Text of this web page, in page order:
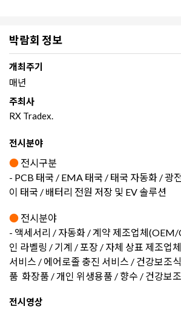
박람회 정보
개최주기
매년
주최사
RX Tradex.
전시분야
● 전시구분
- PCB 태국 / EMA 태국 / 태국 자동화 / 광
이 태국 / 배터리 전원 저장 및 EV 솔루션
● 전시분야
- 액세서리 / 자동화 / 계약 제조업체
인 라벨링 / 기계 / 포장 / 자체 상표 제조업
서비스 / 에어로졸 충진 서비스 / 건강보조
품 화장품 / 개인 위생용품 / 향수 / 건강보
전시영상